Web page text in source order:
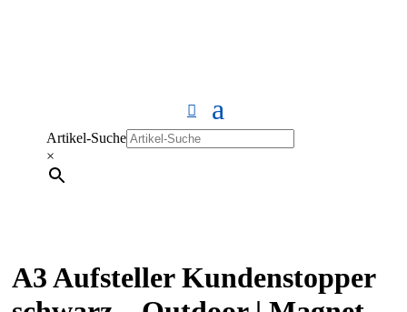
Artikel-Suche
×
A3 Aufsteller Kundenstopper